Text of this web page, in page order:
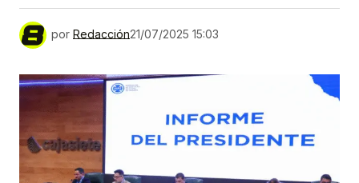
por Redacción21/07/2025 15:03